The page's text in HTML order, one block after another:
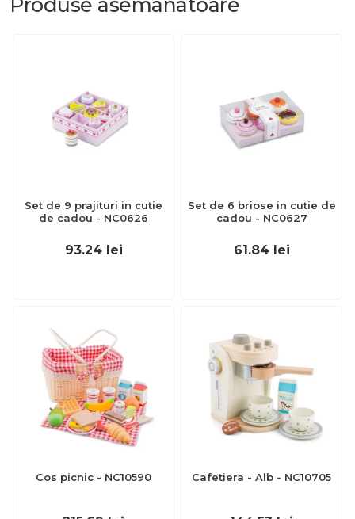
Produse asemanatoare
Set de 9 prajituri in cutie
de cadou - NC0626
93.24 lei
Set de 6 briose in cutie de
cadou - NC0627
61.84 lei
Cos picnic - NC10590 Cafetiera - Alb - NC10705